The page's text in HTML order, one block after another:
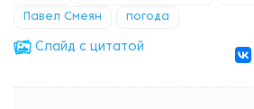
Павел Смеян погода
Cлайд с цитатой